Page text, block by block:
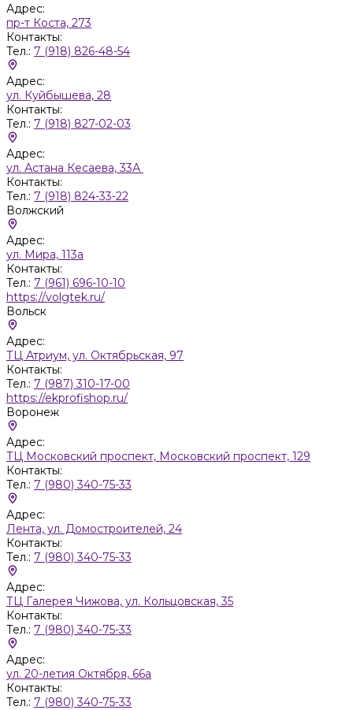
Адрес:
пр-т Коста, 273
Контакты:
Тел.: 7 (918) 826-48-54
Адрес:
ул. Куйбышева, 28
Контакты:
Тел.: 7 (918) 827-02-03
Адрес:
ул. Астана Кесаева, 33А
Контакты:
Тел.: 7 (918) 824-33-22
Волжский
Адрес:
ул. Мира, 113а
Контакты:
Тел.: 7 (961) 696-10-10
https://volgtek.ru/
Вольск
Адрес:
ТЦ Атриум, ул. Октябрьская, 97
Контакты:
Тел.: 7 (987) 310-17-00
https://ekprofishop.ru/
Воронеж
Адрес:
ТЦ Московский проспект, Московский проспект, 129
Контакты:
Тел.: 7 (980) 340-75-33
Адрес:
Лента, ул. Домостроителей, 24
Контакты:
Тел.: 7 (980) 340-75-33
Адрес:
ТЦ Галерея Чижова, ул. Кольцовская, 35
Контакты:
Тел.: 7 (980) 340-75-33
Адрес:
ул. 20-летия Октября, 66а
Контакты:
Тел.: 7 (980) 340-75-33